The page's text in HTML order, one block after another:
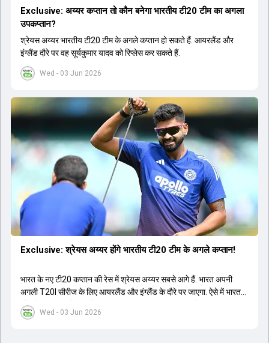
Wed - 03 Jun 2026
Exclusive: अय्यर कप्तान तो कौन बनेगा भारतीय टी20 टीम का अगला
उपकप्तान?
श्रेयस अय्यर भारतीय टी20 टीम के अगले कप्तान हो सकते हैं. आयरलैंड और
इंग्लैंड दौरे पर वह सूर्यकुमार यादव को रिप्लेस कर सकते हैं.
Wed - 03 Jun 2026
Exclusive: श्रेयस अय्यर होंगे भारतीय टी20 टीम के अगले कप्तान!
भारत के नए टी20 कप्तान की रेस में श्रेयस अय्यर सबसे आगे हैं. भारत अपनी
अगली T20I सीरीज के लिए आयरलैंड और इंग्लैंड के दौरे पर जाएगा. ऐसे में भारत
को श्रेयस अय्यर के रूप में एक नया T20I कप्तान मिल सकता है.